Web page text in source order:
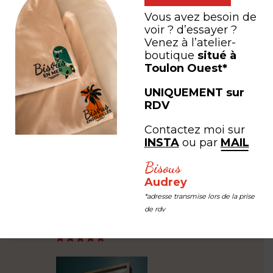
SAC CABAS – Bisous du
Sud | Vert Sauge
à partir de35,00 €
SAC CABAS –
Sud | Tournesol
à partir de35,00
PARTAGEZ VOTRE
expérience
#LEB #LESEDITIONSBISOUS
Vous avez besoin de
voir ? d’essayer ?
Venez à l’atelier-
boutique situé à
Toulon Ouest*
UNIQUEMENT sur
RDV
Contactez moi sur
INSTAou par MAIL
Bisous
Audrey
*adresse transmise lors de la prise
de rdv